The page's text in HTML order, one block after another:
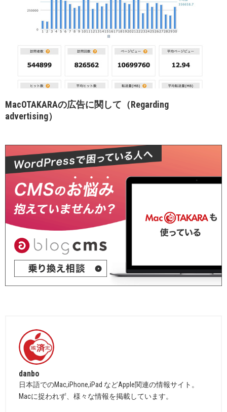
MacOTAKARAの広告に関して（Regarding
advertising）
danbo
日本語でのMac,iPhone,iPad などApple関連の情報サイト。
Macに捉われず、様々な情報を掲載しています。